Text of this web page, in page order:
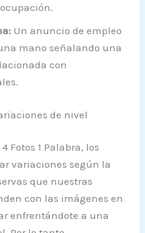
Un anuncio de empleo
mano señalando una
con
de nivel
Fotos 1 Palabra, los
variaciones según la
que nuestras
con las imágenes en
enfrentándote a una